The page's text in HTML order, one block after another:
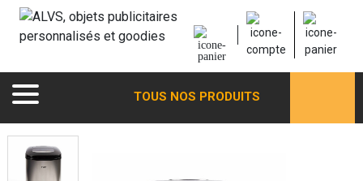
TOUS NOS PRODUITS